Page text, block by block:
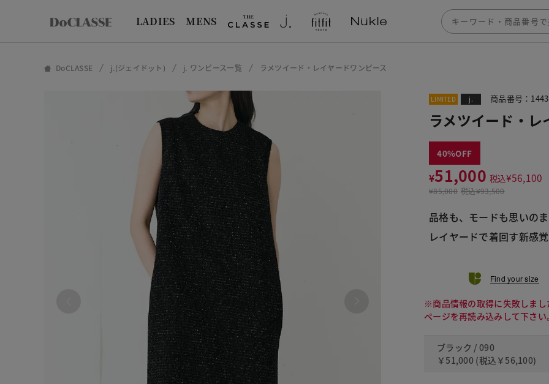
LADIES MENS
DoCLASSE j.(ジェイドット) j. ワンピース一覧 ラメツイード・レイヤードワンピース
LIMITED j. 商品番号：
ラメツイード・レ
40
¥51,000 税込¥56,100
¥85,000 税込¥93,500
品格も、モードも思いのま
レイヤードで着回す新感
Find your size
※商品情報の取得に失敗しまし
ページを再読み込みして下さい。
ブラック / 090
￥51,000 (税込 ￥56,100)